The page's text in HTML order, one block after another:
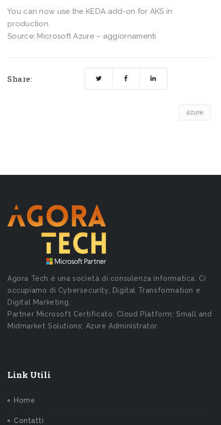
You can now use the KEDA add-on for AKS in
production.
Source: Microsoft Azure – aggiornamenti
Share:
azure
Agora Tech è una società di consulenza informatica. Ci
occupiamo di Cybersecurity, Digital Transformation e
Digital Marketing.
Partner Microsoft Certificato: Cloud Platform; Small and
Midmarket Solutions; Azure Administrator.
Link Utili
Home
Contatti